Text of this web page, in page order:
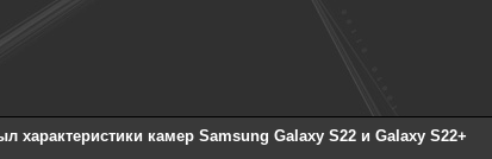
характеристики камер Samsung Galaxy S22 и Galaxy S22+